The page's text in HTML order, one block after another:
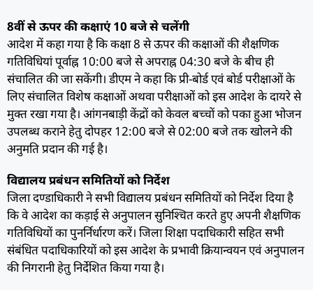
8वीं से ऊपर की कक्षाएं 10 बजे से चलेंगी
आदेश में कहा गया है कि कक्षा 8 से ऊपर की कक्षाओं की शैक्षणिक
गतिविधियां पूर्वाह्न 10:00 बजे से अपराह्न 04:30 बजे के बीच ही
संचालित की जा सकेंगी। डीएम ने कहा कि प्री-बोर्ड एवं बोर्ड परीक्षाओं के
लिए संचालित विशेष कक्षाओं अथवा परीक्षाओं को इस आदेश के दायरे से
मुक्त रखा गया है। आंगनबाड़ी केंद्रों को केवल बच्चों को पका हुआ भोजन
उपलब्ध कराने हेतु दोपहर 12:00 बजे से 02:00 बजे तक खोलने की
अनुमति प्रदान की गई है।
विद्यालय प्रबंधन समितियों को निर्देश
जिला दण्डाधिकारी ने सभी विद्यालय प्रबंधन समितियों को निर्देश दिया है
कि वे आदेश का कड़ाई से अनुपालन सुनिश्चित करते हुए अपनी शैक्षणिक
गतिविधियों का पुनर्निर्धारण करें। जिला शिक्षा पदाधिकारी सहित सभी
संबंधित पदाधिकारियों को इस आदेश के प्रभावी क्रियान्वयन एवं अनुपालन
की निगरानी हेतु निर्देशित किया गया है।